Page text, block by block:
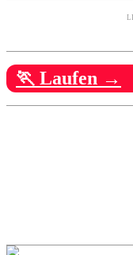
🏃 Laufen →